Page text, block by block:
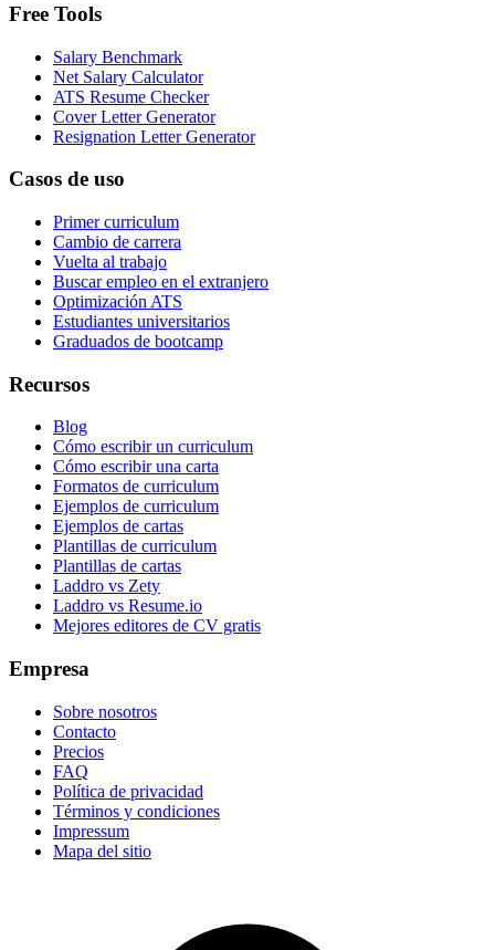
Free Tools
Salary Benchmark
Net Salary Calculator
ATS Resume Checker
Cover Letter Generator
Resignation Letter Generator
Casos de uso
Primer curriculum
Cambio de carrera
Vuelta al trabajo
Buscar empleo en el extranjero
Optimización ATS
Estudiantes universitarios
Graduados de bootcamp
Recursos
Blog
Cómo escribir un curriculum
Cómo escribir una carta
Formatos de curriculum
Ejemplos de curriculum
Ejemplos de cartas
Plantillas de curriculum
Plantillas de cartas
Laddro vs Zety
Laddro vs Resume.io
Mejores editores de CV gratis
Empresa
Sobre nosotros
Contacto
Precios
FAQ
Política de privacidad
Términos y condiciones
Impressum
Mapa del sitio